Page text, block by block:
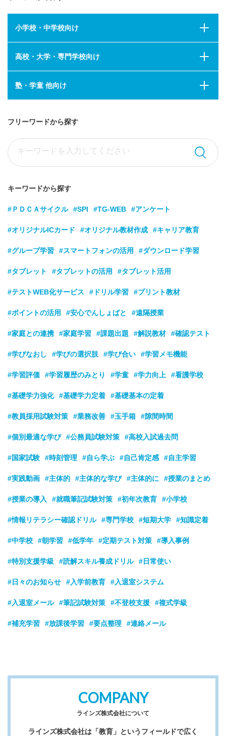
小学校・中学校向け
高校・大学・専門学校向け
塾・学童 他向け
フリーワードから探す
キーワードから探す
#ＰＤＣＡサイクル #SPI #TG-WEB #アンケート
#オリジナルICカード #オリジナル教材作成 #キャリア教育
#グループ学習 #スマートフォンの活用 #ダウンロード学習
#タブレット #タブレットの活用 #タブレット活用
#テストWEB化サービス #ドリル学習 #プリント教材
#ポイントの活用 #安心でんしょばと #遠隔授業
#家庭との連携 #家庭学習 #課題出題 #解説教材 #確認テスト
#学びなおし #学びの選択肢 #学び合い #学習メモ機能
#学習評価 #学習履歴のみとり #学童 #学力向上 #看護学校
#基礎学力強化 #基礎学力定着 #基礎基本の定着
#教員採用試験対策 #業務改善 #玉手箱 #隙間時間
#個別最適な学び #公務員試験対策 #高校入試過去問
#国家試験 #時刻管理 #自ら学ぶ #自己肯定感 #自主学習
#実践動画 #主体的 #主体的な学び #主体的に #授業のまとめ
#授業の導入 #就職筆記試験対策 #初年次教育 #小学校
#情報リテラシー確認ドリル #専門学校 #短期大学 #知識定着
#中学校 #朝学習 #低学年 #定期テスト対策 #導入事例
#特別支援学級 #読解スキル養成ドリル #日常使い
#日々のお知らせ #入学前教育 #入退室システム
#入退室メール #筆記試験対策 #不登校支援 #複式学級
#補充学習 #放課後学習 #要点整理 #連絡メール
COMPANY
ラインズ株式会社について
ラインズ株式会社は「教育」というフィールドで広く